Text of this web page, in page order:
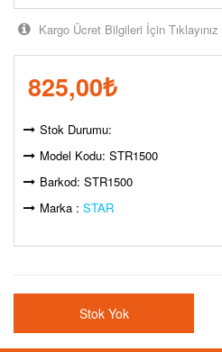
Kargo Ücret Bilgileri İçin Tıklayınız
825,00₺
Stok Durumu:
Model Kodu: STR1500
Barkod: STR1500
Marka : STAR
Stok Yok